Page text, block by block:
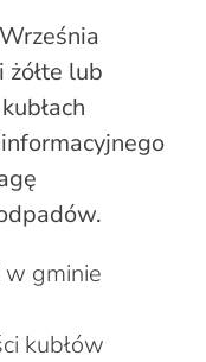
lub
w gminie
kubłów